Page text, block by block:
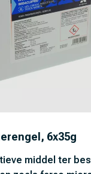
6x35g
middel ter